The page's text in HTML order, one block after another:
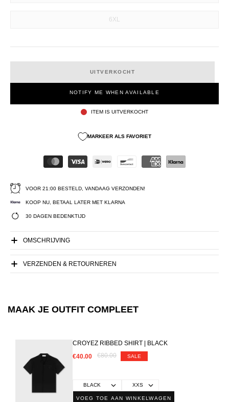
6XL
UITVERKOCHT
NOTIFY ME WHEN AVAILABLE
ITEM IS UITVERKOCHT
MARKEER ALS FAVORIET
VOOR 21:00 BESTELD, VANDAAG VERZONDEN!
KOOP NU, BETAAL LATER MET KLARNA
30 DAGEN BEDENKTIJD
OMSCHRIJVING
VERZENDEN & RETOURNEREN
MAAK JE OUTFIT COMPLEET
CROYEZ RIBBED SHIRT | BLACK
€40.00
€80.00 SALE
VOEG TOE AAN WINKELWAGEN